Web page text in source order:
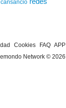
cansancio
Cookies FAQ APP
Network © 2026